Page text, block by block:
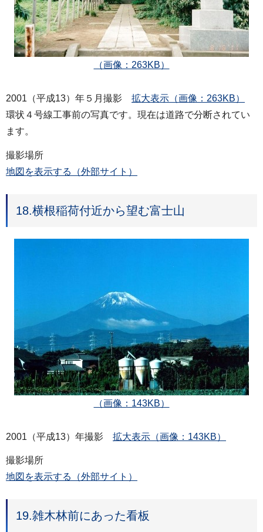
（画像：263KB）
2001（平成13）年５月撮影 拡大表示（画像：263KB）
環状４号線工事前の写真です。現在は道路で分断されてい
ます。
撮影場所
地図を表示する（外部サイト）
18.横根稲荷付近から望む富士山
（画像：143KB）
2001（平成13）年撮影 拡大表示（画像：143KB）
撮影場所
地図を表示する（外部サイト）
19.雑木林前にあった看板